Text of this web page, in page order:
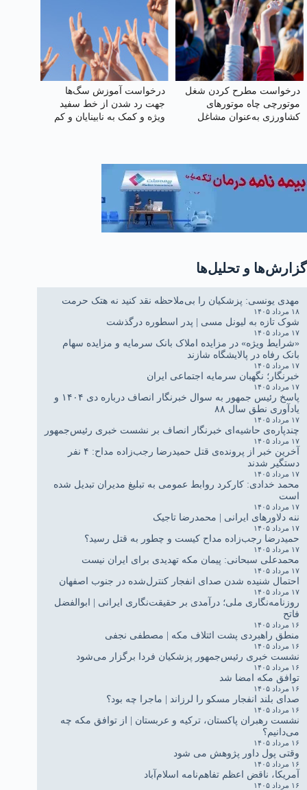
درخواست مطرح کردن شغل
موتورچی چاه موتورهای
کشاورزی به‌عنوان مشاغل
درخواست آموزش سگ‌ها
جهت رد شدن از خط سفید
ویژه و کمک به نابینایان و کم
گزارش‌ها و تحلیل‌ها
مهدی یونسی: پزشکیان را بی‌ملاحظه نقد کنید نه هتک حرمت
۱۸ مرداد ۱۴۰۵
شوک تازه به لیونل مسی | پدر اسطوره درگذشت
۱۷ مرداد ۱۴۰۵
«شرایط ویژه» در مزایده املاک بانک سرمایه و مزایده سهام
بانک رفاه در پالایشگاه شازند
۱۷ مرداد ۱۴۰۵
خبرنگار؛ نگهبان سرمایه اجتماعی ایران
۱۷ مرداد ۱۴۰۵
پاسخ رئیس جمهور به سوال خبرنگار انصاف درباره دی ۱۴۰۴ و
یادآوری نطق سال ۸۸
۱۷ مرداد ۱۴۰۵
چندپاره‌ی حاشیه‌ای خبرنگار انصاف بر نشست خبری رئیس‌جمهور
۱۷ مرداد ۱۴۰۵
آخرین خبر از پرونده‌ی قتل حمیدرضا رجب‌زاده مداح: ۴ نفر
دستگیر شدند
۱۷ مرداد ۱۴۰۵
محمد خدادی: کارکرد روابط عمومی به تبلیغ مدیران تبدیل شده
است
۱۷ مرداد ۱۴۰۵
ننه دلاورهای ایرانی | محمدرضا تاجیک
۱۷ مرداد ۱۴۰۵
حمیدرضا رجب‌زاده مداح کیست و چطور به قتل رسید؟
۱۷ مرداد ۱۴۰۵
محمدعلی سبحانی: پیمان مکه تهدیدی برای ایران نیست
۱۷ مرداد ۱۴۰۵
احتمال شنیده شدن صدای انفجار کنترل‌شده در جنوب اصفهان
۱۷ مرداد ۱۴۰۵
روزنامه‌نگاری ملی؛ درآمدی بر حقیقت‌نگاری ایرانی | ابوالفضل
فاتح
۱۶ مرداد ۱۴۰۵
منطق راهبردی پشت ائتلاف مکه | مصطفی نجفی
۱۶ مرداد ۱۴۰۵
نشست خبری رئیس‌جمهور پزشکیان فردا برگزار می‌شود
۱۶ مرداد ۱۴۰۵
توافق مکه امضا شد
۱۶ مرداد ۱۴۰۵
صدای بلند انفجار مسکو را لرزاند | ماجرا چه بود؟
۱۶ مرداد ۱۴۰۵
نشست رهبران پاکستان، ترکیه و عربستان | از توافق مکه چه
می‌دانیم؟
۱۶ مرداد ۱۴۰۵
وقتی پول داور پژوهش می شود
۱۶ مرداد ۱۴۰۵
آمریکا، ناقض اعظم تفاهم‌نامه اسلام‌آباد
۱۶ مرداد ۱۴۰۵